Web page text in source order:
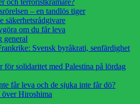
och terroristkramare?
– en tandlös tiger
säkerhetsrådgivare
om du får leva
general
Svensk byråkrati, senfärdighet
för solidaritet med Palestina på lördag
får leva och de sjuka inte får dö?
över Hiroshima